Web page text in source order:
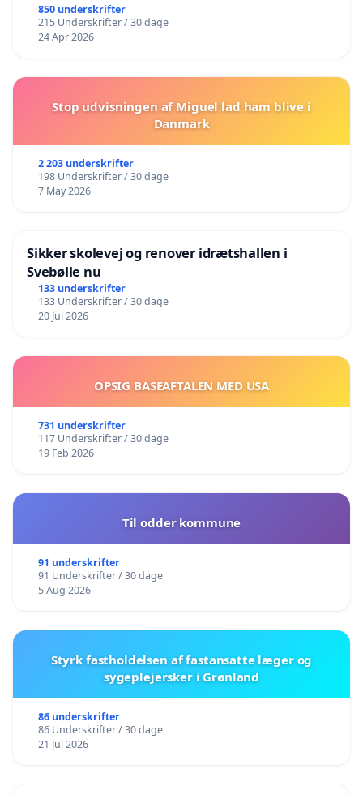
850 underskrifter
215 Underskrifter / 30 dage
24 Apr 2026
Stop udvisningen af Miguel lad ham blive i
Danmark
2 203 underskrifter
198 Underskrifter / 30 dage
7 May 2026
Sikker skolevej og renover idrætshallen i
Svebølle nu
133 underskrifter
133 Underskrifter / 30 dage
20 Jul 2026
OPSIG BASEAFTALEN MED USA
731 underskrifter
117 Underskrifter / 30 dage
19 Feb 2026
Til odder kommune
91 underskrifter
91 Underskrifter / 30 dage
5 Aug 2026
Styrk fastholdelsen af fastansatte læger og
sygeplejersker i Grønland
86 underskrifter
86 Underskrifter / 30 dage
21 Jul 2026